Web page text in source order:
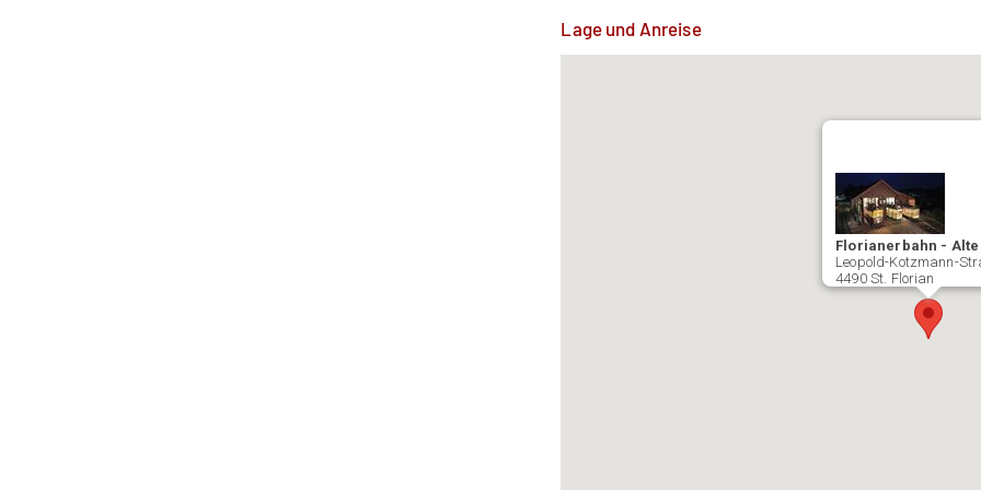
Lage und Anreise
Florianerbahn - Alte
Leopold-Kotzmann-
4490 St. Florian